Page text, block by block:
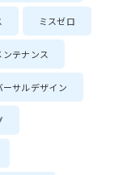
ミスゼロ
ンテナンス
ーサルデザイン